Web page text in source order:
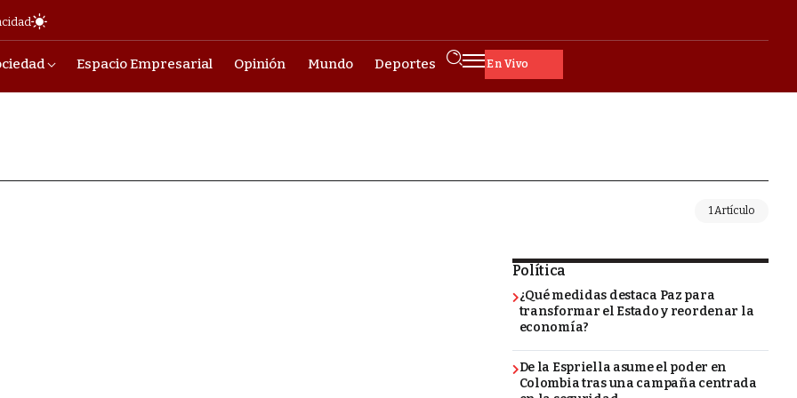
Espacio Empresarial Opinión Mundo
Deportes
En Vivo
1 Artículo
Política
¿Qué medidas destaca Paz para
transformar el Estado y reordenar la
economía?
De la Espriella asume el poder en
Colombia tras una campaña centrada